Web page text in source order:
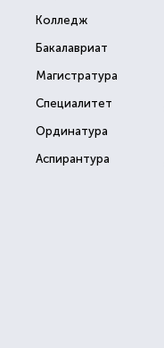
Колледж
Бакалавриат
Магистратура
Специалитет
Ординатура
Аспирантура